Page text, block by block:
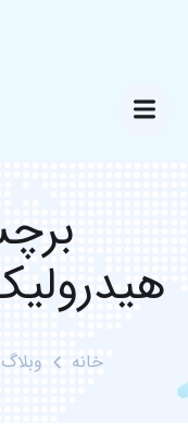
خانه وبلاگ